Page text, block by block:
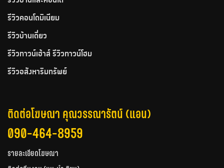
รีวิวคอนโดมิเนียม
รีวิวบ้านเดี่ยว
รีวิวทาวน์เฮ้าส์ รีวิวทาวน์โฮม
รีวิวอสังหาริมทรัพย์
ติดต่อโฆษณา คุณวรรณารัตน์ (แอน)
090-464-8959
รายละเอียดโฆษณา